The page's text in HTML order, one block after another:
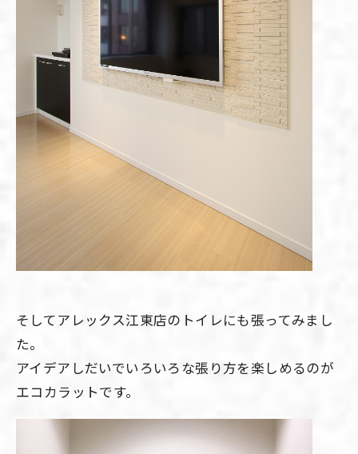
そしてアレックス江東店のトイレにも張ってみまし
た。
アイデアしだいでいろいろな張り方を楽しめるのが
エコカラットです。